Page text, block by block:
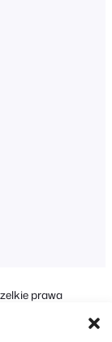
prawa